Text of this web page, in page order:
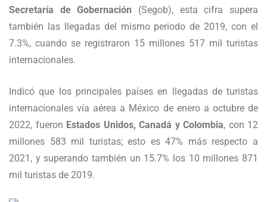
Secretaría de Gobernación (Segob), esta cifra supera
también las llegadas del mismo periodo de 2019, con el
7.3%, cuando se registraron 15 millones 517 mil turistas
internacionales.
Indicó que los principales países en llegadas de turistas
internacionales vía aérea a México de enero a octubre de
2022, fueron Estados Unidos, Canadá y Colombia, con 12
millones 583 mil turistas; esto es 47% más respecto a
2021, y superando también un 15.7% los 10 millones 871
mil turistas de 2019.